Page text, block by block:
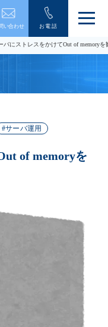
い合わせ お電話
メ
ュ
ー
バにストレスをかけてOut of memory
サーバ運用
of memoryを